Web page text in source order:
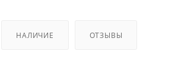
НАЛИЧИЕ ОТЗЫВЫ